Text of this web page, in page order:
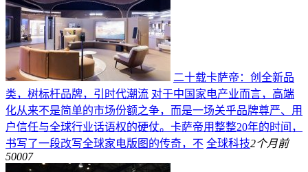
二十载卡萨帝：创全新品
类，树标杆品牌，引时代潮流 对于中国家电产业而言，高端
化从来不是简单的市场份额之争，而是一场关乎品牌尊严、用
户信任与全球行业话语权的硬仗。卡萨帝用整整20年的时间，
书写了一段改写全球家电版图的传奇，不 全球科技2个月前
50007